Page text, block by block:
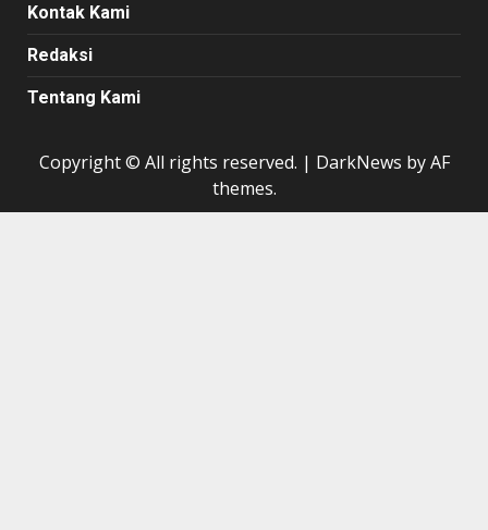
Kontak Kami
Redaksi
Tentang Kami
Copyright © All rights reserved. | DarkNews by AF
themes.